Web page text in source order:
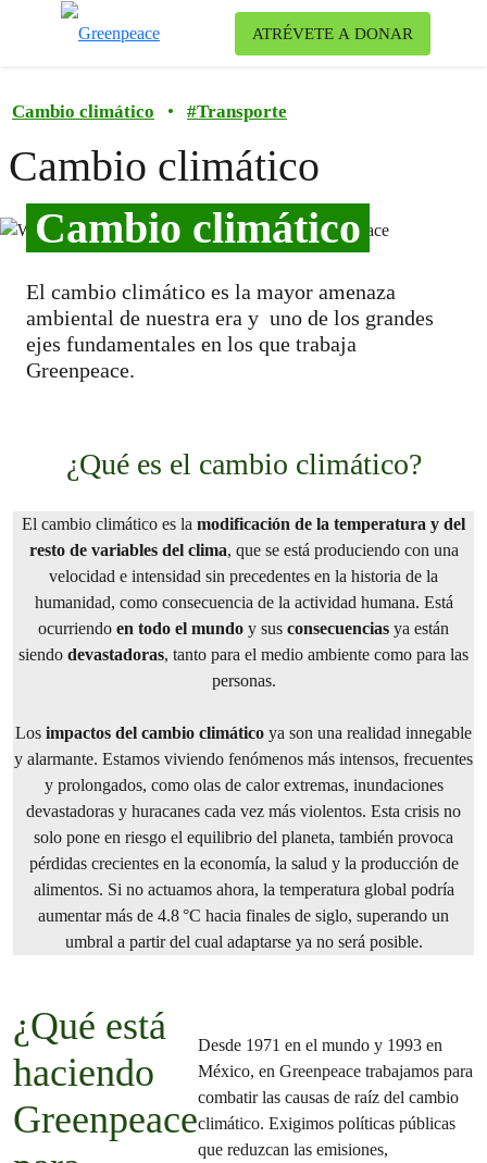
ATRÉVETE A DONAR
Cambio climático • #Transporte
Cambio climático
Cambio climático
El cambio climático es la mayor amenaza
ambiental de nuestra era y uno de los grandes
ejes fundamentales en los que trabaja
Greenpeace.
¿Qué es el cambio climático?
El cambio climático es la modificación de la temperatura y del
resto de variables del clima, que se está produciendo con una
velocidad e intensidad sin precedentes en la historia de la
humanidad, como consecuencia de la actividad humana. Está
ocurriendo en todo el mundo y sus consecuencias ya están
siendo devastadoras, tanto para el medio ambiente como para las
personas.
Los impactos del cambio climático ya son una realidad innegable
y alarmante. Estamos viviendo fenómenos más intensos, frecuentes
y prolongados, como olas de calor extremas, inundaciones
devastadoras y huracanes cada vez más violentos. Esta crisis no
solo pone en riesgo el equilibrio del planeta, también provoca
pérdidas crecientes en la economía, la salud y la producción de
alimentos. Si no actuamos ahora, la temperatura global podría
aumentar más de 4.8 °C hacia finales de siglo, superando un
umbral a partir del cual adaptarse ya no será posible.
¿Qué está
haciendo
Greenpeace
Desde 1971 en el mundo y 1993 en
México, en Greenpeace trabajamos para
combatir las causas de raíz del cambio
climático. Exigimos políticas públicas
que reduzcan las emisiones,